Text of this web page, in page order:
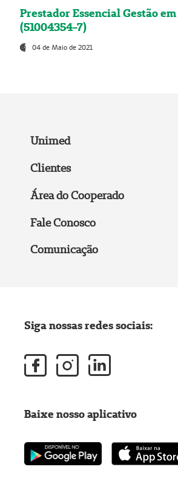
Prestador Essencial Gestão
(51004354-7)
04 de Maio de 2021
Unimed
Clientes
Área do Cooperado
Fale Conosco
Comunicação
Siga nossas redes sociais:
Baixe nosso aplicativo